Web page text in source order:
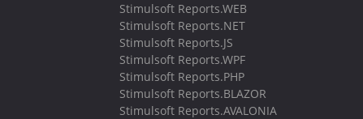
Stimulsoft Reports.WEB
Stimulsoft Reports.NET
Stimulsoft Reports.JS
Stimulsoft Reports.WPF
Stimulsoft Reports.PHP
Stimulsoft Reports.BLAZOR
Stimulsoft Reports.AVALONIA